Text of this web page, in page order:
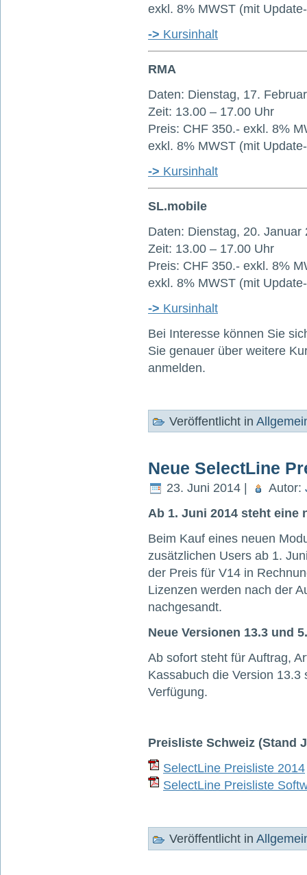
exkl. 8% MWST (mit
-> Kursinhalt
RMA
Daten: Dienstag, 17.
Zeit: 13.00 – 17.00 Uhr
Preis: CHF 350.- exkl. 8%
exkl. 8% MWST (mit
-> Kursinhalt
SL.mobile
Daten: Dienstag, 20.
Zeit: 13.00 – 17.00 Uhr
Preis: CHF 350.- exkl. 8%
exkl. 8% MWST (mit
-> Kursinhalt
Bei Interesse können Sie
Sie genauer über weitere
anmelden.
Veröffentlicht in
Neue SelectLine
23. Juni 2014 | Autor:
Ab 1. Juni 2014 steht eine
Beim Kauf eines neuen
zusätzlichen Users ab 1.
der Preis für V14 in
Lizenzen werden nach der
nachgesandt.
Neue Versionen 13.3 und
Ab sofort steht für Auftrag,
Kassabuch die Version
Verfügung.
Preisliste Schweiz (Stand
SelectLine Preisliste 2014
SelectLine Preisliste
Veröffentlicht in